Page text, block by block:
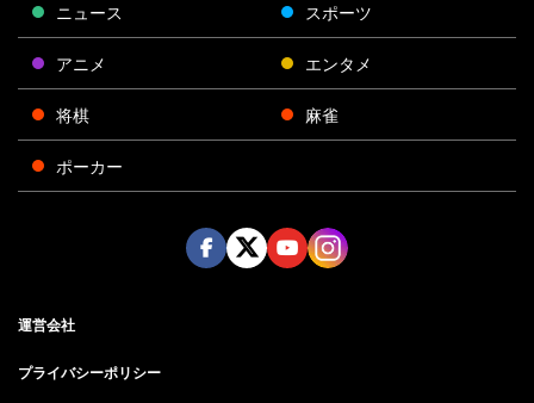
ニュース スポーツ
アニメ エンタメ
将棋 麻雀
ポーカー
運営会社
プライバシーポリシー